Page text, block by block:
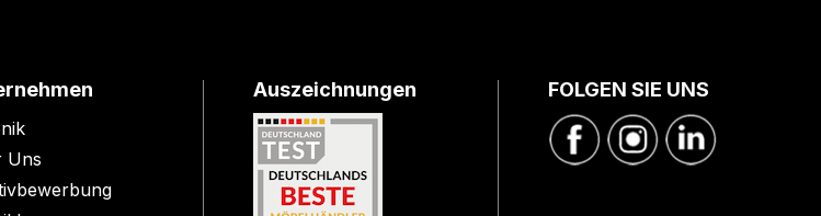
Uns
Auszeichnungen FOLGEN SIE UNS